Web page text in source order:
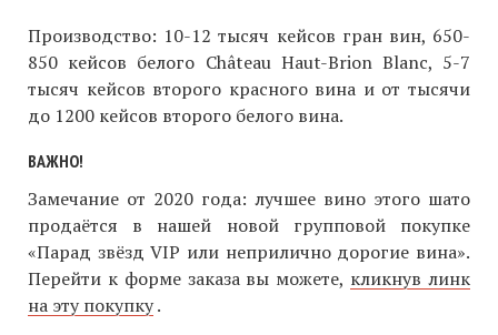
Производство: 10-12 тысяч кейсов гран вин, 650-
850 кейсов белого Château Haut-Brion Blanc, 5-7
тысяч кейсов второго красного вина и от тысячи
до 1200 кейсов второго белого вина.
ВАЖНО!
Замечание от 2020 года: лучшее вино этого шато
продаётся в нашей новой групповой покупке
«Парад звёзд VIP или неприлично дорогие вина».
Перейти к форме заказа вы можете, кликнув линк
на эту покупку.